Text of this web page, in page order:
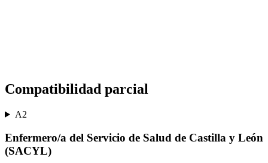
Compatibilidad parcial
A2
Enfermero/a del Servicio de Salud de Castilla y León
(SACYL)